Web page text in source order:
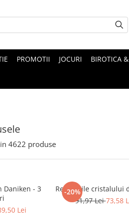
PROMOTII JOCURI BIROTICA
4622 produse
Daniken - 3
Lei
-20%
Revelatiile cristalului
91,97 Lei73,58